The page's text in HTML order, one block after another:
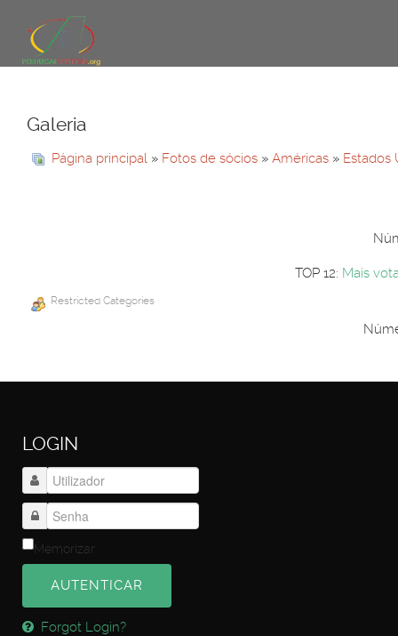
Galeria
Página principal » Fotos de sócios » Américas » Estados
TOP 12: Mais
Restricted Categories
LOGIN
Memorizar
AUTENTICAR
Forgot Login?